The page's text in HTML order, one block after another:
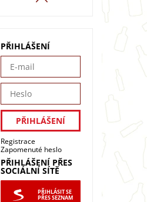
PŘIHLÁŠENÍ
Registrace
Zapomenuté heslo
PŘIHLÁŠENÍ PŘES
SOCIÁLNÍ SÍTĚ
PŘIHLÁSIT SE
PŘES SEZNAM